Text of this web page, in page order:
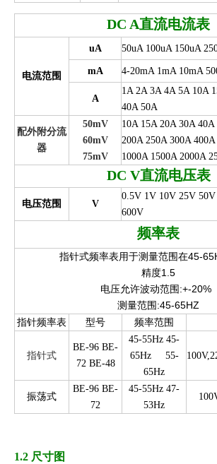
DC A直流电流表
电流范围
uA 50uA 100uA 150uA
mA 4-20mA 1mA 10mA
A
1A 2A 3A 4A 5A 10A
40A 50A
配外附分流
器
50mV
60mV
75mV
10A 15A 20A 30A
200A 250A 300A
1000A 1500A 2000A
DC V直流电压表
电压范围 V
0.5V 1V 10V 25V
600V
频率表
指针式频率表用于测量范围在45-
精度1.5
电压允许波动范围:+-20%
测量范围:45-65HZ
指针频率表 型号 频率范围
指针式
BE-96 BE-
72 BE-48
45-55Hz 45-
65Hz
55-
65Hz
振荡式
BE-96 BE-
72
45-55Hz 47-
53Hz
1.2 尺寸图